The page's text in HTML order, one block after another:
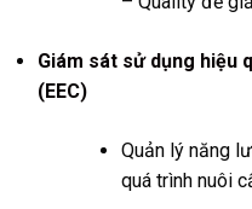
Giám sát sử dụng hiệu
(EEC)
Quản lý năng
quá trình nuôi